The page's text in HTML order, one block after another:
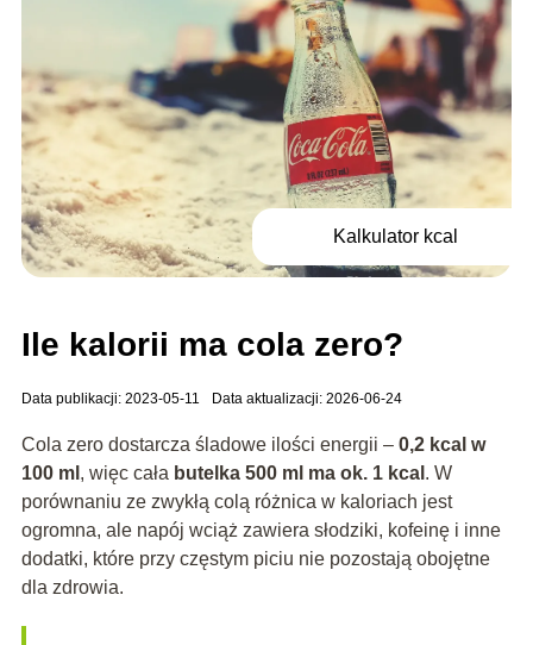
Kalkulator kcal
Ile kalorii ma cola zero?
Data publikacji: 2023-05-11 Data aktualizacji: 2026-06-24
Cola zero dostarcza śladowe ilości energii – 0,2 kcal w
100 ml , więc cała butelka 500 ml ma ok. 1 kcal . W
porównaniu ze zwykłą colą różnica w kaloriach jest
ogromna, ale napój wciąż zawiera słodziki, kofeinę i inne
dodatki, które przy częstym piciu nie pozostają obojętne
dla zdrowia.